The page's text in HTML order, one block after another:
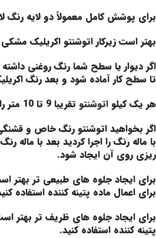
برای پوشش کامل معمولاً دو لایه رنگ
بهتر است زیرکار اتوشنتو اکریلیک
اگر دیوار یا سطح شما رنگ روغنی داشته
تا سطح کار آماده شود و بعد رنگ
هر یک کیلو اتوشنتو تقریبا 9 تا 10 متر را پوشش می دهد.
اگر بخواهید اتوشنتو رنگ خاص و
با ماله رنگ را اجرا کردید بعد با ماله
ریزی روی آن ایجاد شود.
برای ایجاد جلوه های طبیعی تر بهتر
برای اعمال ماده پتینه کننده استفاده
برای ایجاد جلوه های ظریف تر بهتر
پتینه کننده استفاده کنید.